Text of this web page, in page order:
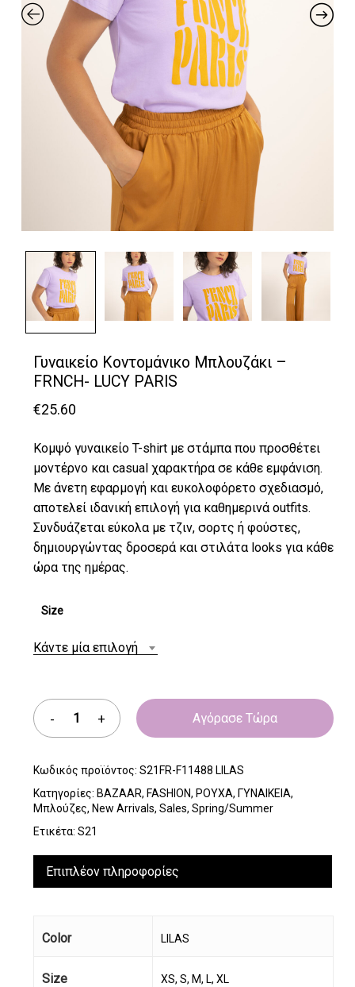
Γυναικείο Κοντομάνικο Μπλουζάκι –
FRNCH- LUCY PARIS
€25.60
Κομψό γυναικείο T-shirt με στάμπα που προσθέτει
μοντέρνο και casual χαρακτήρα σε κάθε εμφάνιση.
Με άνετη εφαρμογή και ευκολοφόρετο σχεδιασμό,
αποτελεί ιδανική επιλογή για καθημερινά outfits.
Συνδυάζεται εύκολα με τζιν, σορτς ή φούστες,
δημιουργώντας δροσερά και στιλάτα looks για κάθε
ώρα της ημέρας.
Size
Κάντε μία επιλογή
Αγόρασε Τώρα
Κωδικός προϊόντος: S21FR-F11488 LILAS
Κατηγορίες: BAZAAR, FASHION, ΡΟΥΧΑ, ΓΥΝΑΙΚΕΙΑ,
Μπλούζες, New Arrivals, Sales, Spring/Summer
Ετικέτα: S21
Επιπλέον πληροφορίες
Color LILAS
Size XS, S, M, L, XL